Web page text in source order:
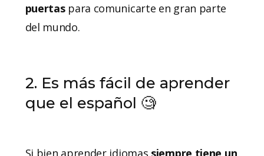
puertaspara comunicarte en gran parte
del mundo.
2. Es más fácil de aprender
que el español 🧐
Si bien aprender idiomas siempre tiene un